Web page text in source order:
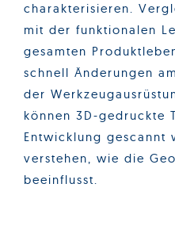
charakterisieren.
mit der funktionalen
gesamten
schnell Änderungen
der
können 3D-gedruckte
Entwicklung gescannt
verstehen, wie die
beeinflusst.